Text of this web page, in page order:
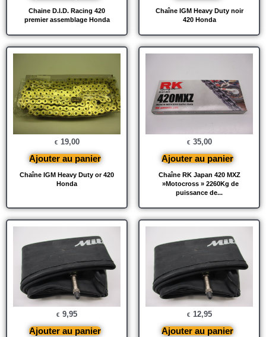
Chaine D.I.D. Racing 420
premier assemblage Honda
Chaîne IGM Heavy Duty noir
420 Honda
Chaîne IGM Heavy Duty or 420
Honda
€ 19,00
Ajouter au panier
Chaîne RK Japan 420 MXZ
»Motocross » 2260Kg de
puissance de...
€ 35,00
Ajouter au panier
€ 9,95
Ajouter au panier
€ 12,95
Ajouter au panier